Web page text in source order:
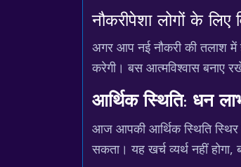
नौकरीपेशा लोगों के लिए
अगर आप नई नौकरी की तलाश
करेगी। बस आत्मविश्वास बनाए
आर्थिक स्थिति: धन
आज आपकी आर्थिक स्थिति स्थिर
सकता। यह खर्च व्यर्थ नहीं